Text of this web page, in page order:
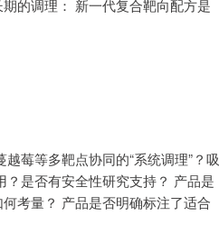
的调理： 新一代复合靶向配方是
莓等多靶点协同的“系统调理”？吸
是否有安全性研究支持？ 产品是
考量？ 产品是否明确标注了适合